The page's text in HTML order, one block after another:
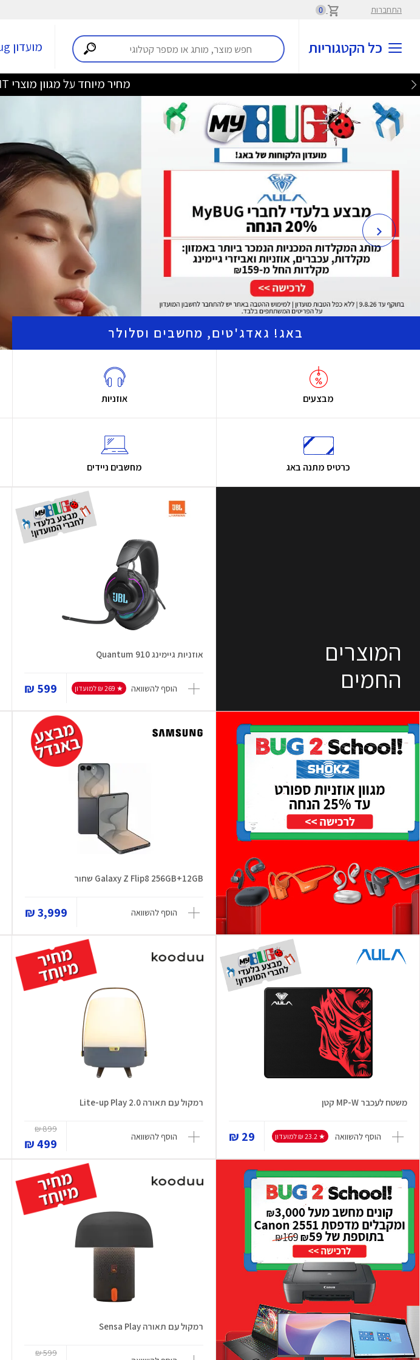
התחברות 0
כל הקטגוריות מועדון My Bug
מחיר מיוחד על מגוון מוצרי PETKIT לחברי מועדון >>
באג! גאדג'טים, מחשבים וסלולר
מבצעים אוזניות
כרטיס מתנה באג מחשבים ניידים
המוצרים
החמים
אוזניות גיימינג Quantum 910
הוסף להשוואה ★ 269 ₪ למועדון 599 ₪
Galaxy Z Flip8 256GB+12GB שחור
הוסף להשוואה 3,999 ₪
משטח לעכבר MP-W קטן
הוסף להשוואה ★ 23.2 ₪ למועדון 29 ₪
רמקול עם תאורה Lite-up Play 2.0
הוסף להשוואה
899 ₪
499 ₪
רמקול עם תאורה Sensa Play
599 ₪